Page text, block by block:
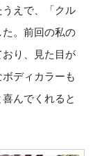
えで、「クル
。前回の私の
り、見た目が
ディカラーも
んでくれると